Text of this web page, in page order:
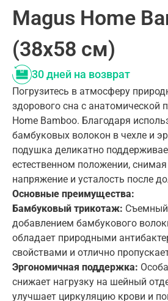
Magus Home
(38x58 см)
30 дней на возврат
Погрузитесь в атмосферу
здорового сна с анатомической
Home Bamboo. Благодаря
бамбуковых волокон в чехле и
подушка деликатно
естественном положении,
напряжение и усталость после
Основные преимущества:
Бамбуковый трикотаж: Съемный
добавлением бамбукового
обладает природными
свойствами и отлично
Эргономичная поддержка:
снижает нагрузку на шейный
улучшает циркуляцию крови и
Вход
E-mail
Пароль
Регистрация
Email
Пароль
Повторить пароль
Забыли пароль?
E-mail